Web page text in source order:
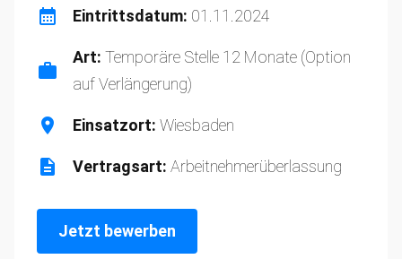
Eintrittsdatum: 01.11.2024
Art: Temporäre Stelle 12 Monate (Option
auf Verlängerung)
Einsatzort: Wiesbaden
Vertragsart: Arbeitnehmerüberlassung
Jetzt bewerben